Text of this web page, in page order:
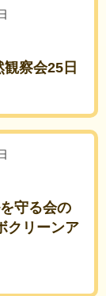
察会25日
守る会の
クリーンア